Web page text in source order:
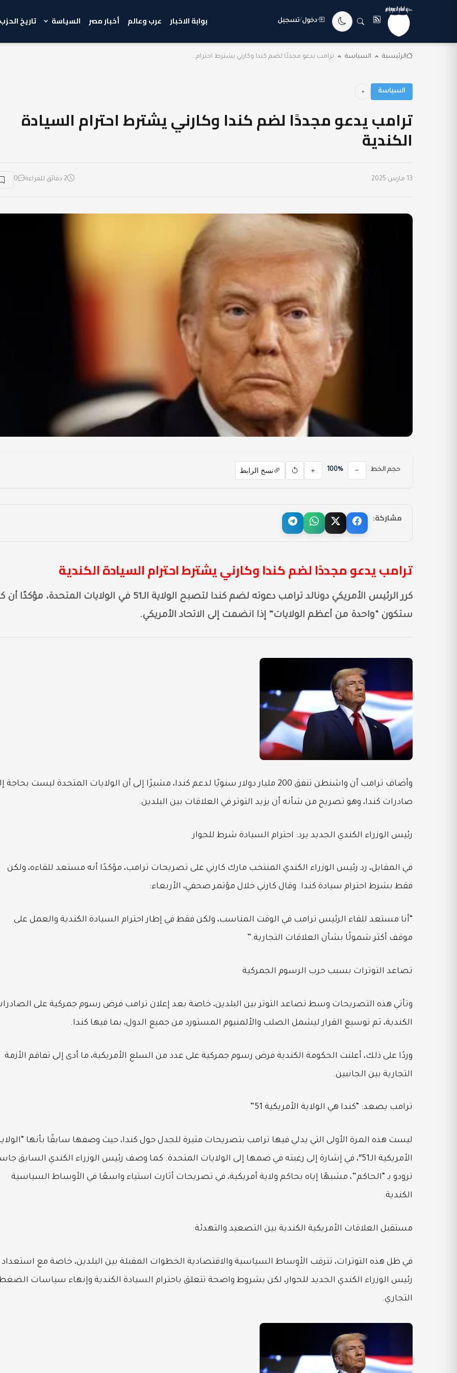
دخول/تسجيل بوابة الاخبار عرب وعالم أخبار مصر السياسة تاريخ الحزب
الرئيسية السياسة ترامب يدعو مجددًا لضم كندا وكارني يشترط احترام...
السياسة
ترامب يدعو مجددًا لضم كندا وكارني يشترط احترام السيادة
الكندية
13 مارس 2025 2 دقائق للقراءة 0
حجم الخط 100% نسخ الرابط
مشاركة:
ترامب يدعو مجددًا لضم كندا وكارني يشترط احترام السيادة الكندية
كرر الرئيس الأمريكي دونالد ترامب دعوته لضم كندا لتصبح الولاية الـ51 في الولايات المتحدة،
ستكون “واحدة من أعظم الولايات” إذا انضمت إلى الاتحاد الأمريكي.
وأضاف ترامب أن واشنطن تنفق 200 مليار دولار سنويًا لدعم كندا، مشيرًا إلى أن الولايات المتحدة ليست بحاجة
صادرات كندا، وهو تصريح من شأنه أن يزيد التوتر في العلاقات بين البلدين.
رئيس الوزراء الكندي الجديد يرد: احترام السيادة شرط للحوار
في المقابل، رد رئيس الوزراء الكندي المنتخب مارك كارني على تصريحات ترامب، مؤكدًا أنه مستعد للقاءه، ولكن
فقط بشرط احترام سيادة كندا. وقال كارني خلال مؤتمر صحفي، الأربعاء:
“أنا مستعد للقاء الرئيس ترامب في الوقت المناسب، ولكن فقط في إطار احترام السيادة الكندية والعمل على
موقف أكثر شمولًا بشأن العلاقات التجارية.”
تصاعد التوترات بسبب حرب الرسوم الجمركية
وتأتي هذه التصريحات وسط تصاعد التوتر بين البلدين، خاصة بعد إعلان ترامب فرض رسوم جمركية على
الكندية، ثم توسيع القرار ليشمل الصلب والألمنيوم المستورد من جميع الدول، بما فيها كندا.
وردًا على ذلك، أعلنت الحكومة الكندية فرض رسوم جمركية على عدد من السلع الأمريكية، ما أدى إلى تفاقم الأزمة
التجارية بين الجانبين.
ترامب يصعد: “كندا هي الولاية الأمريكية 51”
ليست هذه المرة الأولى التي يدلي فيها ترامب بتصريحات مثيرة للجدل حول كندا، حيث وصفها سابقًا بأنها
الأمريكية الـ51″، في إشارة إلى رغبته في ضمها إلى الولايات المتحدة. كما وصف رئيس الوزراء الكندي السابق
ترودو بـ “الحاكم”، مشبهًا إياه بحاكم ولاية أمريكية، في تصريحات أثارت استياء واسعًا في الأوساط السياسية
الكندية.
مستقبل العلاقات الأمريكية الكندية بين التصعيد والتهدئة
في ظل هذه التوترات، تترقب الأوساط السياسية والاقتصادية الخطوات المقبلة بين البلدين، خاصة مع استعداد
رئيس الوزراء الكندي الجديد للحوار، لكن بشروط واضحة تتعلق باحترام السيادة الكندية وإنهاء سياسات
التجاري.